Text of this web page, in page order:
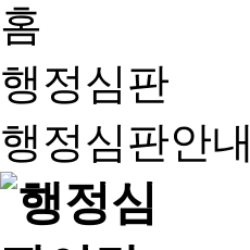
홈
행정심판
행정심판안내